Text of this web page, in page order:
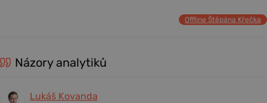
Offline Štěpána Křečka
Názory analytiků
Lukáš Kovanda